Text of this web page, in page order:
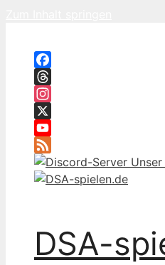
Facebook
Threads
Instagram
X
YouTube
Feed
DSA-